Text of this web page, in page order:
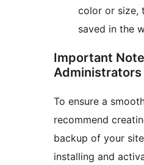
color or size,
saved in the
Important
Administrators
To ensure a
recommend
backup of your
installing and